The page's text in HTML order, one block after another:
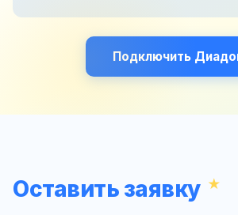
Подключить
Оставить заявку